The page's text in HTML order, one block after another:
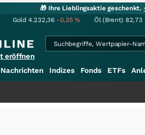
🎁 Ihre Lieblingsaktie geschenkt.
Gold 4.232,36 -0,35% Öl (Brent) 82,73
eröffnen
Nachrichten Indizes Fonds ETFs